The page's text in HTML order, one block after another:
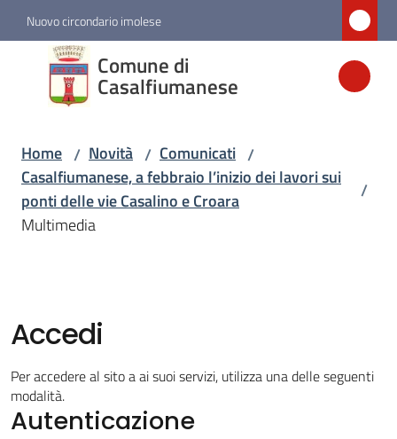
Vai al contenuto
Vai alla navigazione
Vai al footer
Nuovo circondario imolese
Comune di
Casalfiumanese
Comune di
Casalfiumanese
Amministrazione
Novità
Menu selezionato
Vivere
Casalfiumanese
Home / Novità / Comunicati /
Casalfiumanese, a febbraio l’inizio dei lavori sui
ponti delle vie Casalino e Croara
/
Multimedia
Accedi
Per accedere al sito a ai suoi servizi, utilizza una delle seguenti
modalità.
Autenticazione